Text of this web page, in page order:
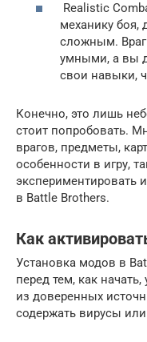
Realistic
механику боя,
сложным.
умными, а вы
свои навыки,
Конечно, это лишь
стоит попробовать.
врагов, предметы,
особенности в игру,
экспериментировать
в Battle Brothers.
Как
Установка модов в
перед тем, как
из доверенных
содержать вирусы